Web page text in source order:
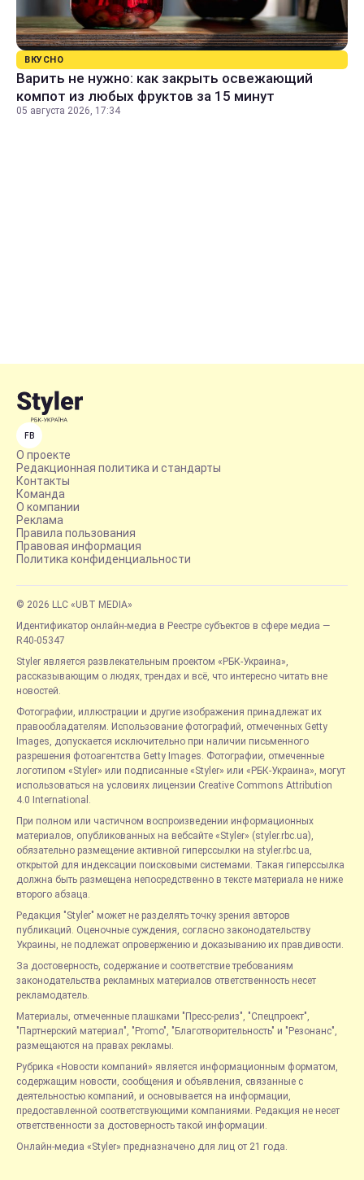
ВКУСНО
Варить не нужно: как закрыть освежающий
компот из любых фруктов за 15 минут
05 августа 2026, 17:34
FB
О проекте
Редакционная политика и стандарты
Контакты
Команда
О компании
Реклама
Правила пользования
Правовая информация
Политика конфиденциальности
© 2026 LLC «UBT MEDIA»
Идентификатор онлайн-медиа в Реестре субъектов в сфере медиа —
R40-05347
Styler является развлекательным проектом «РБК-Украина»,
рассказывающим о людях, трендах и всё, что интересно читать вне
новостей.
Фотографии, иллюстрации и другие изображения принадлежат их
правообладателям. Использование фотографий, отмеченных Getty
Images, допускается исключительно при наличии письменного
разрешения фотоагентства Getty Images. Фотографии, отмеченные
логотипом «Styler» или подписанные «Styler» или «РБК-Украина», могут
использоваться на условиях лицензии Creative Commons Attribution
4.0 International.
При полном или частичном воспроизведении информационных
материалов, опубликованных на вебсайте «Styler» (styler.rbc.ua),
обязательно размещение активной гиперссылки на styler.rbc.ua,
открытой для индексации поисковыми системами. Такая гиперссылка
должна быть размещена непосредственно в тексте материала не ниже
второго абзаца.
Редакция "Styler" может не разделять точку зрения авторов
публикаций. Оценочные суждения, согласно законодательству
Украины, не подлежат опровержению и доказыванию их правдивости.
За достоверность, содержание и соответствие требованиям
законодательства рекламных материалов ответственность несет
рекламодатель.
Материалы, отмеченные плашками "Пресс-релиз", "Спецпроект",
"Партнерский материал", "Promo", "Благотворительность" и "Резонанс",
размещаются на правах рекламы.
Рубрика «Новости компаний» является информационным форматом,
содержащим новости, сообщения и объявления, связанные с
деятельностью компаний, и основывается на информации,
предоставленной соответствующими компаниями. Редакция не несет
ответственности за достоверность такой информации.
Онлайн-медиа «Styler» предназначено для лиц от 21 года.